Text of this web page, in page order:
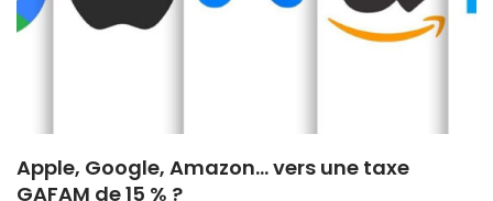
Apple, Google, Amazon… vers une taxe
GAFAM de 15 % ?